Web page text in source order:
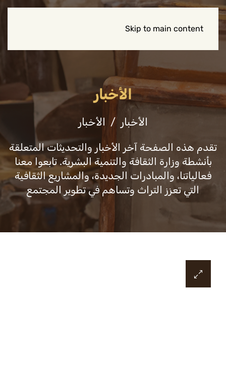
Skip to main content
الأخبار
الأخبار الأخبار
تقدم هذه الصفحة آخر الأخبار والتحديثات المتعلقة
بأنشطة وزارة الثقافة والتنمية البشرية. تابعوا معنا
فعالياتنا، والمبادرات الجديدة، والمشاريع الثقافية
التي تعزز التراث وتساهم في تطوير المجتمع